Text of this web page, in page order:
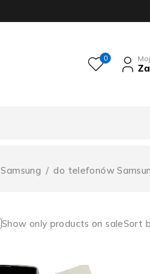
0
Samsung / do telefonów
Show only products on saleSort